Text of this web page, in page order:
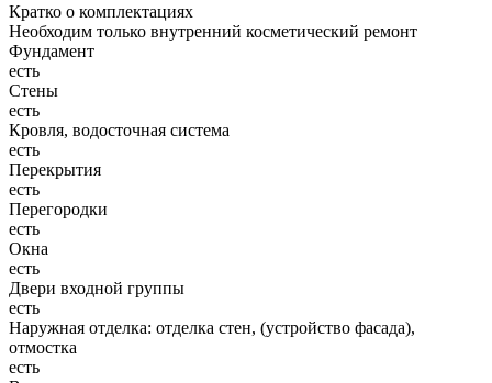
Кратко о комплектациях
Необходим только внутренний косметический ремонт
Фундамент
есть
Стены
есть
Кровля, водосточная система
есть
Перекрытия
есть
Перегородки
есть
Окна
есть
Двери входной группы
есть
Наружная отделка: отделка стен, (устройство фасада),
отмостка
есть